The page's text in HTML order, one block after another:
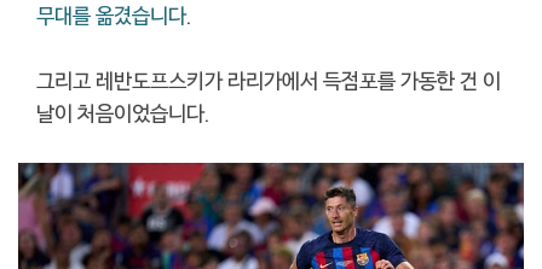
무대를 옮겼습니다.
그리고 레반도프스키가 라리가에서 득점포를 가동한 건 이
날이 처음이었습니다.